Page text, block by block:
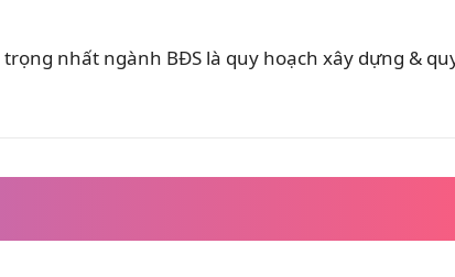
nhất ngành BĐS là quy hoạch xây dựng &